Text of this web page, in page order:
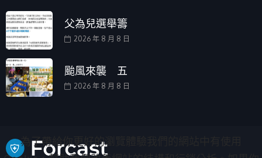
為了帶給你更好的瀏覽體驗我們的網站中有使用
父為兒選舉籌
2026 年 8 月 8 日
颱風來襲 五
2026 年 8 月 8 日